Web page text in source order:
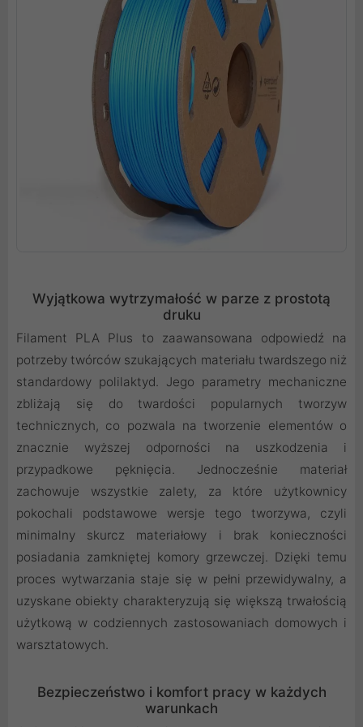
Wyjątkowa wytrzymałość w parze z prostotą
druku
Filament PLA Plus to zaawansowana odpowiedź na
potrzeby twórców szukających materiału twardszego niż
standardowy polilaktyd. Jego parametry mechaniczne
zbliżają się do twardości popularnych tworzyw
technicznych, co pozwala na tworzenie elementów o
znacznie wyższej odporności na uszkodzenia i
przypadkowe pęknięcia. Jednocześnie materiał
zachowuje wszystkie zalety, za które użytkownicy
pokochali podstawowe wersje tego tworzywa, czyli
minimalny skurcz materiałowy i brak konieczności
posiadania zamkniętej komory grzewczej. Dzięki temu
proces wytwarzania staje się w pełni przewidywalny, a
uzyskane obiekty charakteryzują się większą trwałością
użytkową w codziennych zastosowaniach domowych i
warsztatowych.
Bezpieczeństwo i komfort pracy w każdych
warunkach